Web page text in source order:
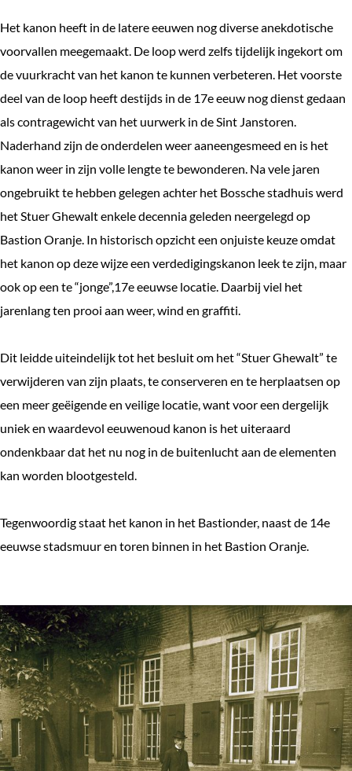
Het kanon heeft in de latere eeuwen nog diverse anekdotische
voorvallen meegemaakt. De loop werd zelfs tijdelijk ingekort om
de vuurkracht van het kanon te kunnen verbeteren. Het voorste
deel van de loop heeft destijds in de 17e eeuw nog dienst gedaan
als contragewicht van het uurwerk in de Sint Janstoren.
Naderhand zijn de onderdelen weer aaneengesmeed en is het
kanon weer in zijn volle lengte te bewonderen. Na vele jaren
ongebruikt te hebben gelegen achter het Bossche stadhuis werd
het Stuer Ghewalt enkele decennia geleden neergelegd op
Bastion Oranje. In historisch opzicht een onjuiste keuze omdat
het kanon op deze wijze een verdedigingskanon leek te zijn, maar
ook op een te “jonge”,17e eeuwse locatie. Daarbij viel het
jarenlang ten prooi aan weer, wind en graffiti.
Dit leidde uiteindelijk tot het besluit om het “Stuer Ghewalt” te
verwijderen van zijn plaats, te conserveren en te herplaatsen op
een meer geëigende en veilige locatie, want voor een dergelijk
uniek en waardevol eeuwenoud kanon is het uiteraard
ondenkbaar dat het nu nog in de buitenlucht aan de elementen
kan worden blootgesteld.
Tegenwoordig staat het kanon in het Bastionder, naast de 14e
eeuwse stadsmuur en toren binnen in het Bastion Oranje.